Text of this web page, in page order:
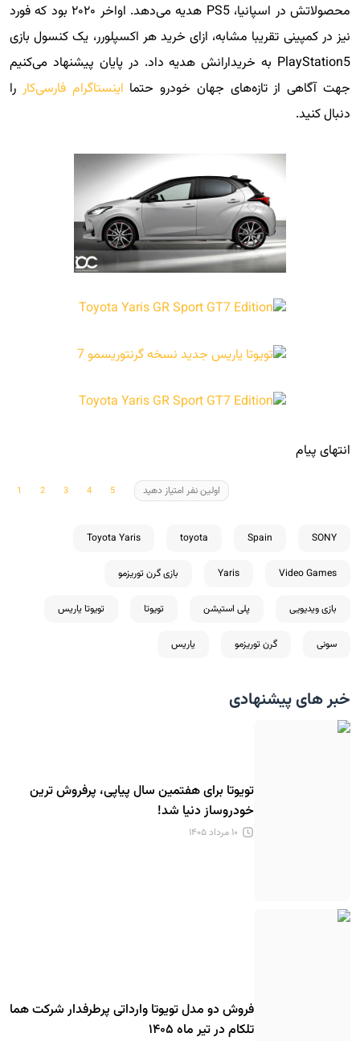
محصولاتش در اسپانیا، PS5 هدیه می‌دهد. اواخر ۲۰۲۰ بود که فورد
نیز در کمپینی تقریبا مشابه، ازای خرید هر اکسپلورر، یک کنسول بازی
PlayStation5 به خریدارانش هدیه داد. در پایان پیشنهاد می‌کنیم
جهت آگاهی از تازه‌های جهان خودرو حتما اینستاگرام فارسی‌کار را
دنبال کنید.
انتهای پیام
اولین نفر امتیاز دهید
SONY
Spain
toyota
Toyota Yaris
Video Games
Yaris بازی گرن توریزمو
بازی ویدیویی پلی استیشن تویوتا تویوتا یاریس
سونی گرن توریزمو یاریس
خبر های پیشنهادی
تویوتا برای هفتمین سال پیاپی، پرفروش ترین
خودروساز دنیا شد!
۱۰ مرداد ۱۴۰۵
فروش دو مدل تویوتا وارداتی پرطرفدار شرکت هما
تلکام در تیر ماه ۱۴۰۵